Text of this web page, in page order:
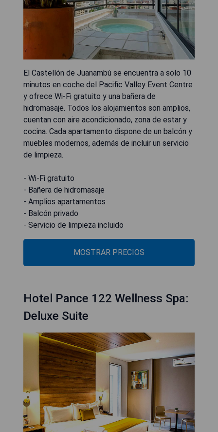
El Castellón de Juanambú se encuentra a solo 10
minutos en coche del Pacific Valley Event Centre
y ofrece Wi-Fi gratuito y una bañera de
hidromasaje. Todos los alojamientos son amplios,
cuentan con aire acondicionado, zona de estar y
cocina. Cada apartamento dispone de un balcón y
muebles modernos, además de incluir un servicio
de limpieza.
- Wi-Fi gratuito
- Bañera de hidromasaje
- Amplios apartamentos
- Balcón privado
- Servicio de limpieza incluido
MOSTRAR PRECIOS
Hotel Pance 122 Wellness Spa:
Deluxe Suite